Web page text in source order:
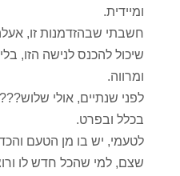
ומיידית.
חשבתי שבהזדמנות זו,
שיכול להכנס לנישה הזו,
ומרווה.
לפני שנתיים, אולי
בכלל ובפרט.
לטעמי, יש בו מן הטעם
שצם, למי שהכל חדש לו